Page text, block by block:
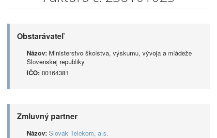
Obstarávateľ
Názov: Ministerstvo školstva, výskumu, vývoja a mládeže
Slovenskej republiky
IČO: 00164381
Zmluvný partner
Názov: Slovak Telekom, a.s.